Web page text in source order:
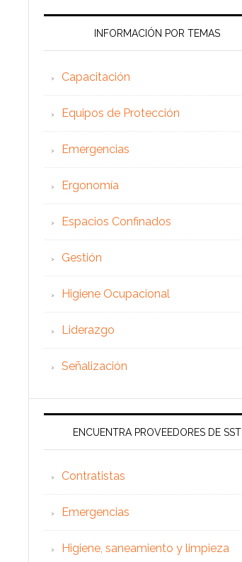
web
INFORMACIÓN POR TEMAS
Capacitación
Equipos de Protección
Emergencias
Ergonomía
Espacios Confinados
Gestión
Higiene Ocupacional
Liderazgo
Señalización
ENCUENTRA PROVEEDORES DE SST
Contratistas
Emergencias
Higiene, saneamiento y limpieza